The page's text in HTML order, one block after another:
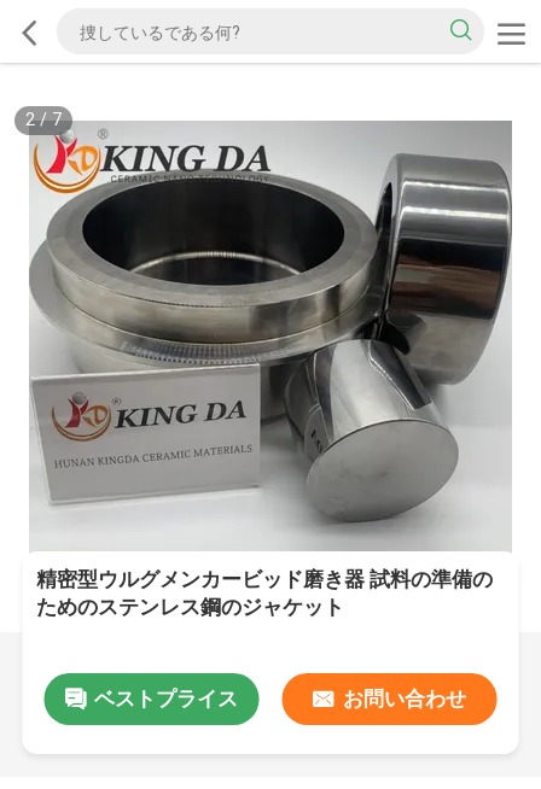
2/7
精密型ウルグメンカービッド磨き器 試料の準備の
ためのステンレス鋼のジャケット
ベストプライス お問い合わせ